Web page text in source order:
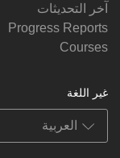
آخر التحديثات
Progress Reports
Courses
غير اللغة